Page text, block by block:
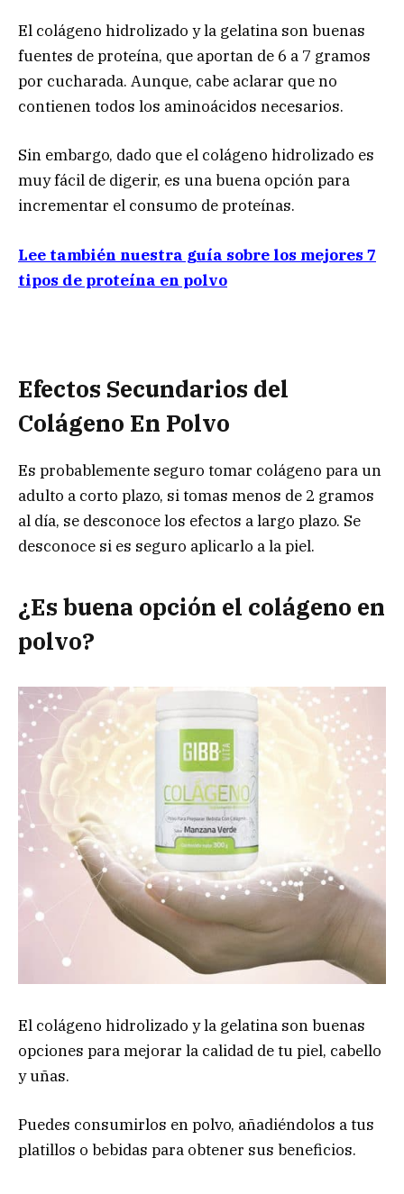
El colágeno hidrolizado y la gelatina son buenas
fuentes de proteína, que aportan de 6 a 7 gramos
por cucharada. Aunque, cabe aclarar que no
contienen todos los aminoácidos necesarios.
Sin embargo, dado que el colágeno hidrolizado es
muy fácil de digerir, es una buena opción para
incrementar el consumo de proteínas.
Lee también nuestra guía sobre los mejores 7
tipos de proteína en polvo
Efectos Secundarios del
Colágeno En Polvo
Es probablemente seguro tomar colágeno para un
adulto a corto plazo, si tomas menos de 2 gramos
al día, se desconoce los efectos a largo plazo. Se
desconoce si es seguro aplicarlo a la piel.
¿Es buena opción el colágeno en
polvo?
El colágeno hidrolizado y la gelatina son buenas
opciones para mejorar la calidad de tu piel, cabello
y uñas.
Puedes consumirlos en polvo, añadiéndolos a tus
platillos o bebidas para obtener sus beneficios.